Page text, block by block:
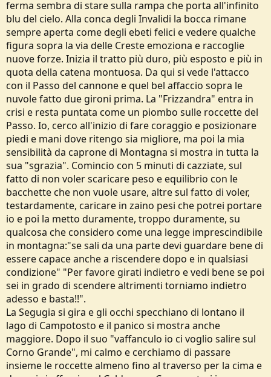
ferma sembra di stare sulla rampa che porta all'infinito
blu del cielo. Alla conca degli Invalidi la bocca rimane
sempre aperta come degli ebeti felici e vedere qualche
figura sopra la via delle Creste emoziona e raccoglie
nuove forze. Inizia il tratto più duro, più esposto e più in
quota della catena montuosa. Da qui si vede l'attacco
con il Passo del cannone e quel bel affaccio sopra le
nuvole fatto due gironi prima. La "Frizzandra" entra in
crisi e resta puntata come un piombo sulle roccette del
Passo. Io, cerco all'inizio di fare coraggio e posizionare
piedi e mani dove ritengo sia migliore, ma poi la mia
sensibilità da caprone di Montagna si mostra in tutta la
sua "sgrazia". Comincio con 5 minuti di cazziate, sul
fatto di non voler scaricare peso e equilibrio con le
bacchette che non vuole usare, altre sul fatto di voler,
testardamente, caricare in zaino pesi che potrei portare
io e poi la metto duramente, troppo duramente, su
qualcosa che considero come una legge imprescindibile
in montagna:"se sali da una parte devi guardare bene di
essere capace anche a riscendere dopo e in qualsiasi
condizione" "Per favore girati indietro e vedi bene se poi
sei in grado di scendere altrimenti torniamo indietro
adesso e basta!!".
La Segugia si gira e gli occhi specchiano di lontano il
lago di Campotosto e il panico si mostra anche
maggiore. Dopo il suo "vaffanculo io ci voglio salire sul
Corno Grande", mi calmo e cerchiamo di passare
insieme le roccette almeno fino al traverso per la cima e